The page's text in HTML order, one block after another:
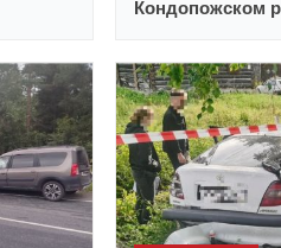
Кондопожском